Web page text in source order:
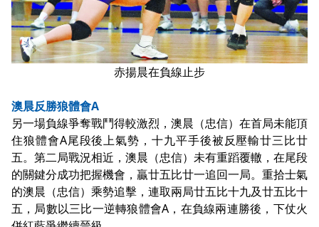
赤揚晨在負線止步
澳晨反勝狼體會A
另一場負線爭奪戰鬥得較激烈，澳晨（忠信）在首局未能頂
住狼體會A尾段後上氣勢，十九平手後被反壓輸廿三比廿
五。第二局戰況相近，澳晨（忠信）未有重蹈覆轍，在尾段
的關鍵分成功把握機會，贏廿五比廿一追回一局。重拾士氣
的澳晨（忠信）乘勢追擊，連取兩局廿五比十九及廿五比十
五，局數以三比一逆轉狼體會A，在負線兩連勝後，下仗火